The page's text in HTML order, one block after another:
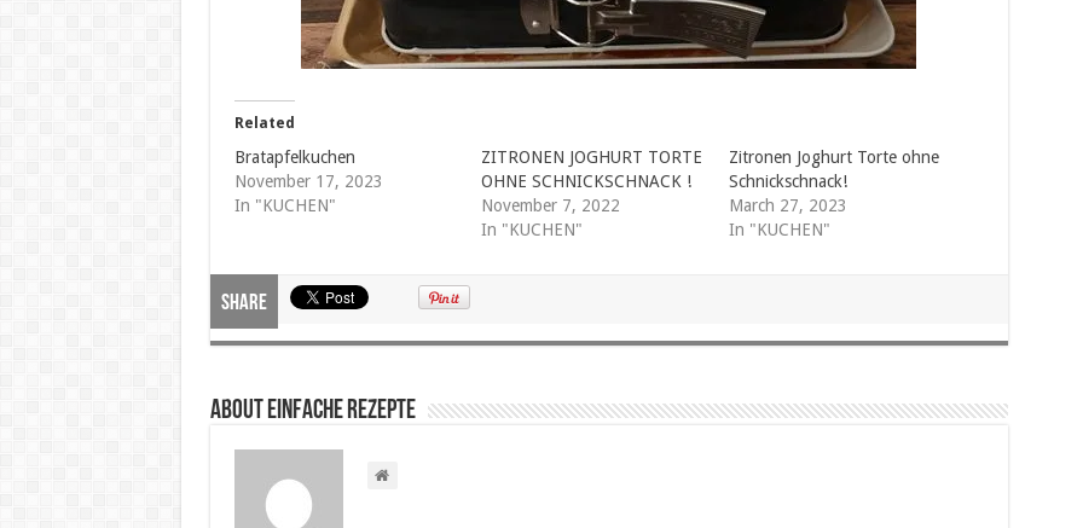
Related
Bratapfelkuchen
November 17, 2023
In "KUCHEN"
ZITRONEN JOGHURT TORTE
OHNE SCHNICKSCHNACK !
November 7, 2022
In "KUCHEN"
Zitronen Joghurt Torte ohne
Schnickschnack!
March 27, 2023
In "KUCHEN"
Share
About Einfache Rezepte